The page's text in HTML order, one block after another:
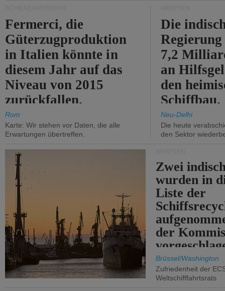
Fermerci, die
Güterzugproduktion
in Italien könnte in
diesem Jahr auf das
Niveau von 2015
zurückfallen.
Rom
Karte: Wir stehen vor Daten, die alle
Erwartungen übertreffen.
Die
7,2
an
den
Schiffbau.
Neu-Delhi
Die heute
den Sektor
Zwei
wurden in
Liste der
der
Brüssel/Washington
Zufriedenheit der
Weltschifffahrtsrats